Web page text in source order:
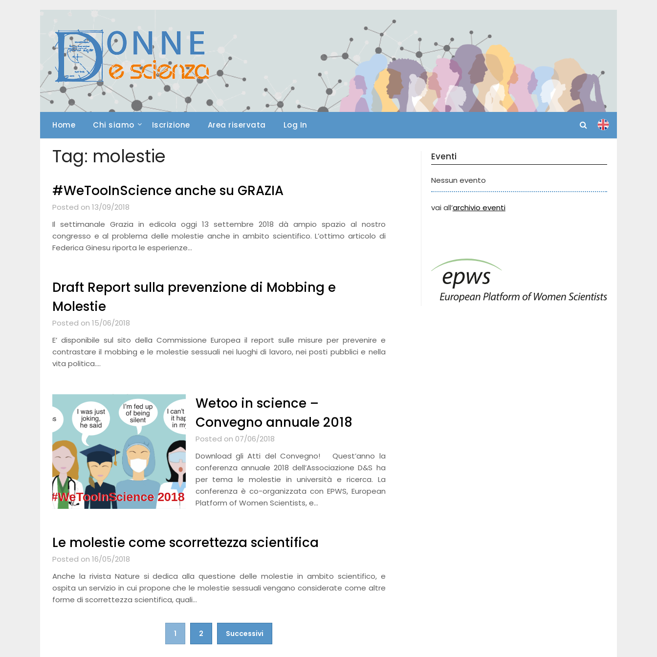
Home Chi siamo Iscrizione Area riservata Log In
Tag: molestie
#WeTooInScience anche su GRAZIA
Posted on 13/09/2018
Il settimanale Grazia in edicola oggi 13 settembre 2018 dà ampio spazio al nostro
congresso e al problema delle molestie anche in ambito scientifico. L’ottimo articolo di
Federica Ginesu riporta le esperienze…
Draft Report sulla prevenzione di Mobbing e
Molestie
Posted on 15/06/2018
E’ disponibile sul sito della Commissione Europea il report sulle misure per prevenire e
contrastare il mobbing e le molestie sessuali nei luoghi di lavoro, nei posti pubblici e nella
vita politica….
Wetoo in science –
Convegno annuale 2018
Posted on 07/06/2018
Download gli Atti del Convegno! Quest’anno la
conferenza annuale 2018 dell’Associazione D&S ha
per tema le molestie in università e ricerca. La
conferenza è co-organizzata con EPWS, European
Platform of Women Scientists, e…
Le molestie come scorrettezza scientifica
Posted on 16/05/2018
Anche la rivista Nature si dedica alla questione delle molestie in ambito scientifico, e
ospita un servizio in cui propone che le molestie sessuali vengano considerate come altre
forme di scorrettezza scientifica, quali…
1 2 Successivi
Eventi
Nessun evento
vai all’archivio eventi